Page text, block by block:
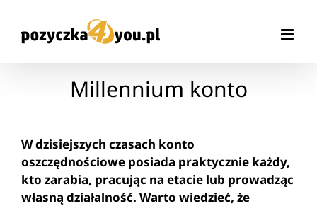
zawartości
Millennium konto
W dzisiejszych czasach konto
oszczędnościowe posiada praktycznie każdy,
kto zarabia, pracując na etacie lub prowadząc
własną działalność. Warto wiedzieć, że